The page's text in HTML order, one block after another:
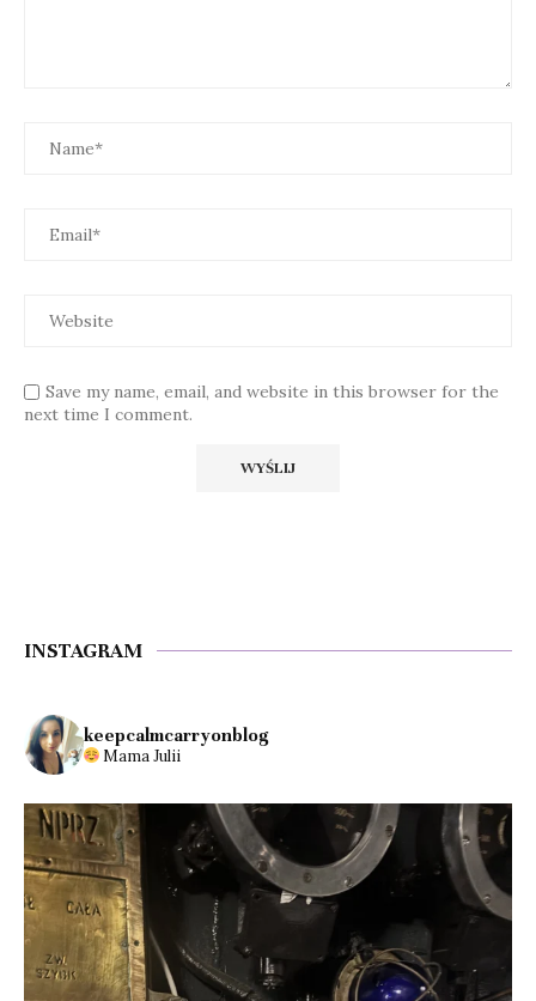
Save my name, email, and website in this browser for the
next time I comment.
INSTAGRAM
keepcalmcarryonblog
Mama Julii